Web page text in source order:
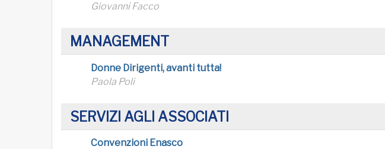
Giovanni Facco
MANAGEMENT
Donne Dirigenti, avanti tutta!
Paola Poli
SERVIZI AGLI ASSOCIATI
Convenzioni Enasco